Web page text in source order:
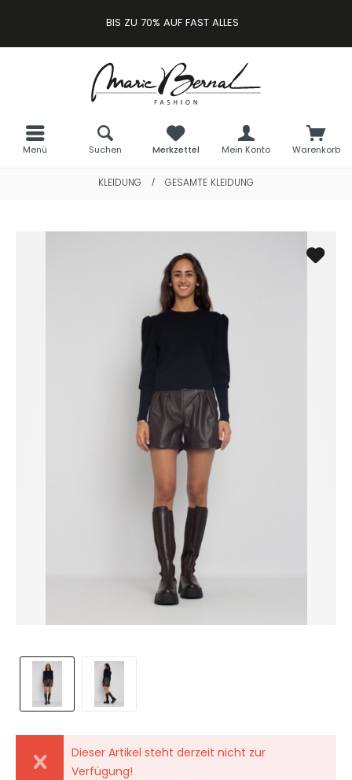
BIS ZU 70% AUF FAST ALLES
Menü Warenkorb
Merkzettel Mein Konto
Suchen
KLEIDUNG / GESAMTE KLEIDUNG
Dieser Artikel steht derzeit nicht zur
Verfügung!